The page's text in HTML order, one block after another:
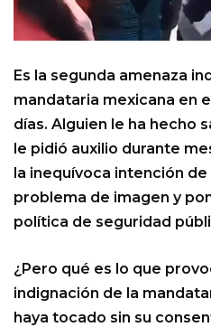
Es la segunda amenaza
mandataria mexicana en
días. Alguien le ha hecho
le pidió auxilio durante
la inequívoca intención
problema de imagen y
política de seguridad
¿Pero qué es lo que
indignación de la
haya tocado sin su